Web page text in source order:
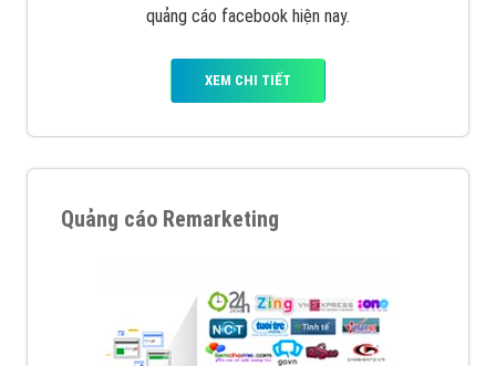
quảng cáo facebook hiện nay.
XEM CHI TIẾT
Quảng cáo Remarketing